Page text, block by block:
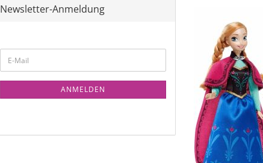
Newsletter-Anmeldung
ANMELDEN